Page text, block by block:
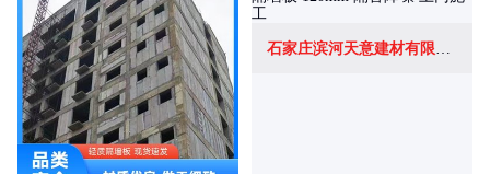
石家庄滨河天意建材有限公司